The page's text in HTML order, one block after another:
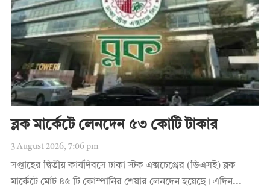
ব্লক মার্কেটে লেনদেন ৫৩ কোটি টাকার
3 August 2026, 7:06 pm
সপ্তাহের দ্বিতীয় কার্যদিবসে ঢাকা স্টক এক্সচেঞ্জের (ডিএসই) ব্লক
মার্কেটে মোট ৪৫ টি কোম্পানির শেয়ার লেনদেন হয়েছে। এদিন...